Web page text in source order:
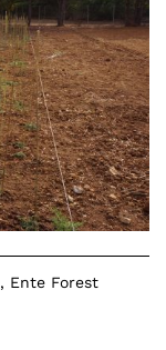
, Ente Forest